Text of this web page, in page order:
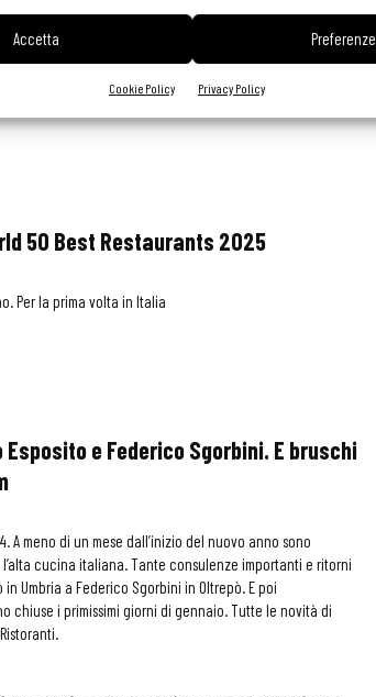
Accetta Preferenze
Cookie Policy Privacy Policy
bistrot L’Opera di Santa Pelagia
50 Best Restaurants 2025
Per la prima volta in Italia
e Federico Sgorbini. E bruschi
A meno di un mese dall’inizio del nuovo anno sono
cucina italiana. Tante consulenze importanti e ritorni
Umbria a Federico Sgorbini in Oltrepò. E poi
chiuse i primissimi giorni di gennaio. Tutte le novità di